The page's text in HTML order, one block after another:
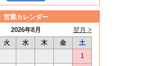
営業カレンダー
2026年8月
翌月 >
火 水 木 金
土
1